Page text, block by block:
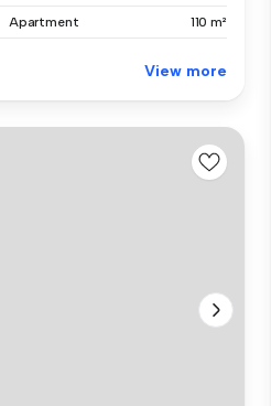
Apartment 110 m²
View more